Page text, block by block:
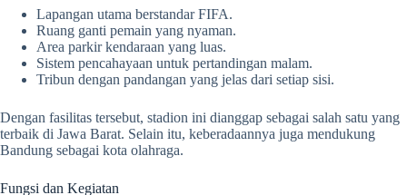
Lapangan utama berstandar FIFA.
Ruang ganti pemain yang nyaman.
Area parkir kendaraan yang luas.
Sistem pencahayaan untuk pertandingan malam.
Tribun dengan pandangan yang jelas dari setiap sisi.
Dengan fasilitas tersebut, stadion ini dianggap sebagai salah satu yang
terbaik di Jawa Barat. Selain itu, keberadaannya juga mendukung
Bandung sebagai kota olahraga.
Fungsi dan Kegiatan